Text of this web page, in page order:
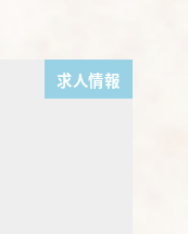
求人情報